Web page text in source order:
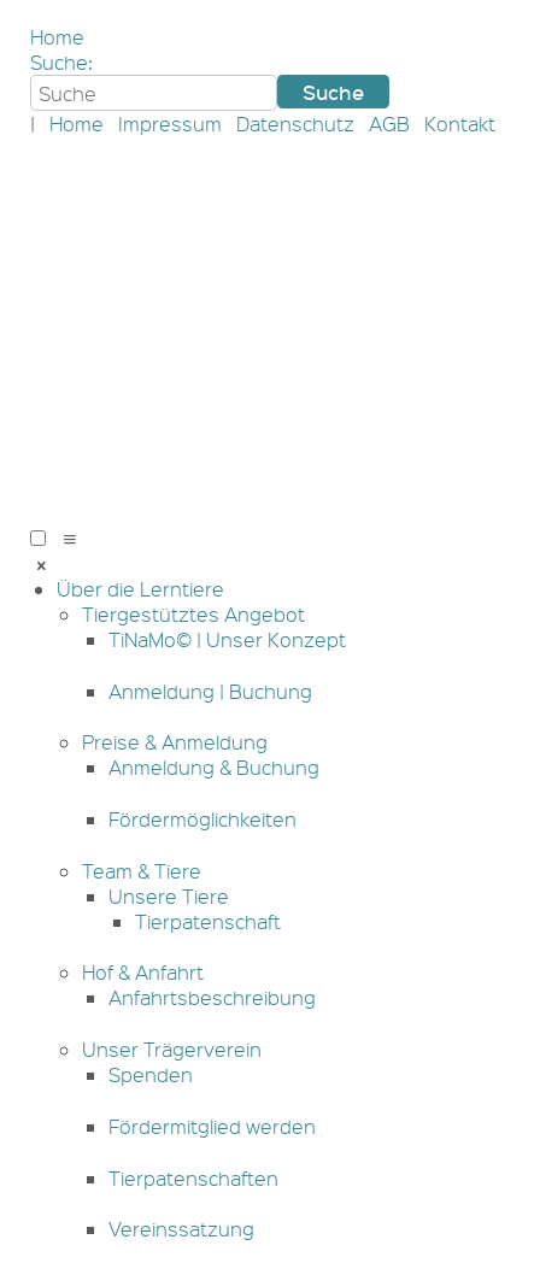
Home
Suche:
| Home Impressum Datenschutz AGB Kontakt
Über die Lerntiere
Tiergestütztes Angebot
TiNaMo© | Unser Konzept
Anmeldung | Buchung
Preise & Anmeldung
Anmeldung & Buchung
Fördermöglichkeiten
Team & Tiere
Unsere Tiere
Tierpatenschaft
Hof & Anfahrt
Anfahrtsbeschreibung
Unser Trägerverein
Spenden
Fördermitglied werden
Tierpatenschaften
Vereinssatzung